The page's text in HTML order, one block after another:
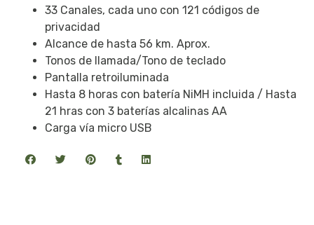
33 Canales, cada uno con 121 códigos de
privacidad
Alcance de hasta 56 km. Aprox.
Tonos de llamada/Tono de teclado
Pantalla retroiluminada
Hasta 8 horas con batería NiMH incluida / Hasta
21 hras con 3 baterías alcalinas AA
Carga vía micro USB